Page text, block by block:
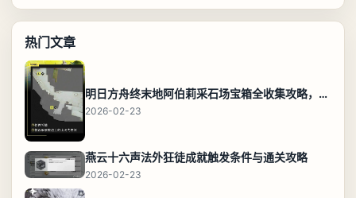
热门文章
明日方舟终末地阿伯莉采石场宝箱全收集攻略，全点位分布图与路线
2026-02-23
燕云十六声法外狂徒成就触发条件与通关攻略
2026-02-23